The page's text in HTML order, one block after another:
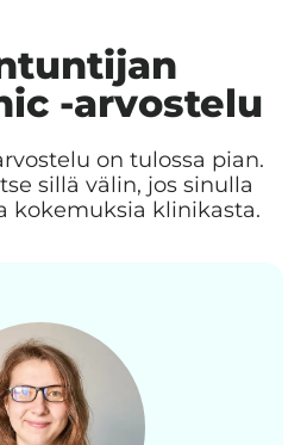
-arvostelu
on tulossa pian.
sillä välin, jos sinulla
kokemuksia klinikasta.